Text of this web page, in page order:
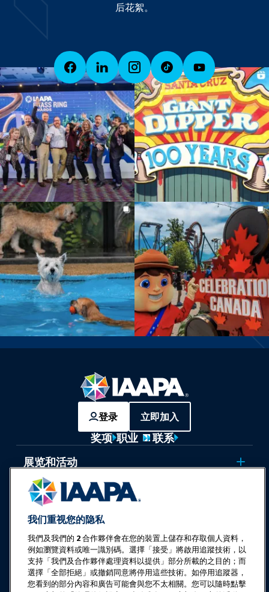
后花絮。
登录 立即加入
奖项 职业
联系
展览和活动
新闻与乐趣世界
教育
安全与保障
我们重视您的隐私
我們及我們的 2合作夥伴會在您的裝置上儲存和存取個人資料，
例如瀏覽資料或唯一識別碼。選擇「接受」將啟用追蹤技術，以
支持「我們及合作夥伴處理資料以提供」部分所載的之目的；而
選擇「全部拒絕」或撤銷同意將停用這些技術。如停用追蹤器，
您看到的部分內容和廣告可能會與您不太相關。您可以隨時點擊